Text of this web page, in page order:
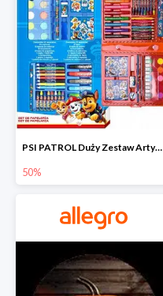
PSI PATROL Duży Zestaw Artystyczny 52 elementy na piąty komplet -50%
50%